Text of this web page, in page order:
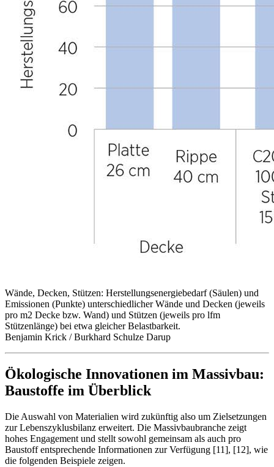
Wände, Decken, Stützen: Herstellungsenergiebedarf (Säulen) und
Emissionen (Punkte) unterschiedlicher Wände und Decken (jeweils
pro m2 Decke bzw. Wand) und Stützen (jeweils pro lfm
Stützenlänge) bei etwa gleicher Belastbarkeit.
Benjamin Krick / Burkhard Schulze Darup
Ökologische Innovationen im Massivbau:
Baustoffe im Überblick
Die Auswahl von Materialien wird zukünftig also um Zielsetzungen
zur Lebenszyklusbilanz erweitert. Die Massivbaubranche zeigt
hohes Engagement und stellt sowohl gemeinsam als auch pro
Baustoff entsprechende Informationen zur Verfügung [11], [12], wie
die folgenden Beispiele zeigen.